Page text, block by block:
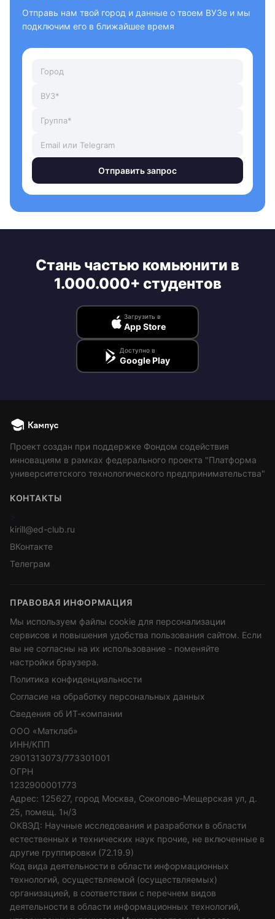
Отправь нам твой город и данные о твоем ВУЗе и мы
подключим его в ближайшее время
Отправить запрос
Стань частью комьюнити в
1.000.000+ студентов
Загрузить в
App Store
Доступно в
Google Play
Проект создан при поддержке Фондом содействия
инновациям в рамках федерального проекта "Платформа
университетского технологического предпринимательства"
КОНТАКТЫ
>
kirill@ed-club.ru
ВКонтакте
Телеграм
ПРАВОВАЯ ИНФОРМАЦИЯ
Мы используем файлы cookie для персонализации
сервисов и повышения удобства пользования сайтом. Если
вы не согласны на их использование - поменяйте
настройки браузера.
Политика конфиденциальности
Согласие на обработку персональных данных
Сведения об ИТ-компании
ООО «Матклаб»
ИНН/КПП
2901313073/773301001
ОГРН
1232900001773
Адрес: 125627, город Москва, Соколово-Мещерская ул, д.
25, помещ. 1н/3
ОКВЭД: Научные исследования и разработки в области
естественных и технических наук прочие, не включенные в
другие группировки (72.19.9)
Код вида деятельности в области информационных
технологий, осуществляемой (осуществляемых)
организацией, в соответствии с перечнем видов
деятельности в области информационных технологий,